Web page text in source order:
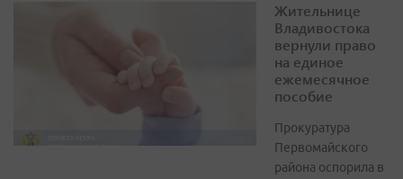
Жительнице
Владивостока
вернули право
на единое
ежемесячное
пособие
Прокуратура
Первомайского
района оспорила в